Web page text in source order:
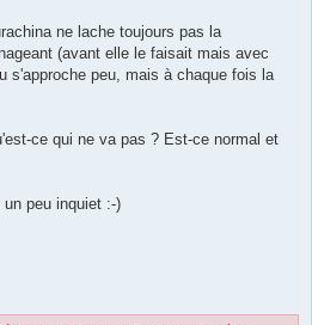
ne lache toujours pas la
(avant elle le faisait mais avec
s'approche peu, mais à chaque fois la
ce qui ne va pas ? Est-ce normal et
peu inquiet :-)